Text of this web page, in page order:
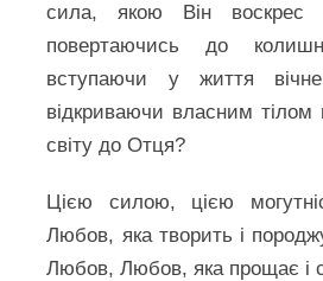
сила, якою Він воскрес
повертаючись до
вступаючи у життя
відкриваючи власним тілом
світу до Отця?
Цією силою, цією
Любов, яка творить і
Любов, Любов, яка прощає і